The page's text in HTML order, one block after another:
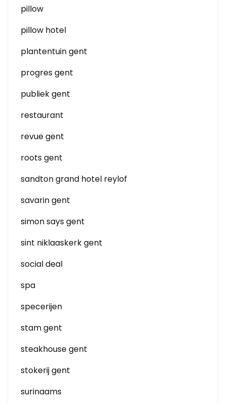
pillow
pillow hotel
plantentuin gent
progres gent
publiek gent
restaurant
revue gent
roots gent
sandton grand hotel reylof
savarin gent
simon says gent
sint niklaaskerk gent
social deal
spa
specerijen
stam gent
steakhouse gent
stokerij gent
surinaams